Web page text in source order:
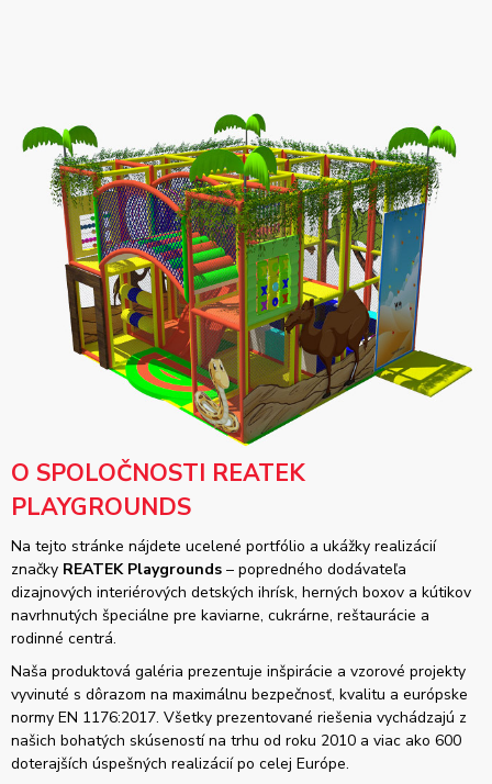
O SPOLOČNOSTI REATEK
PLAYGROUNDS
Na tejto stránke nájdete ucelené portfólio a ukážky realizácií
značky REATEK Playgrounds – popredného dodávateľa
dizajnových interiérových detských ihrísk, herných boxov a kútikov
navrhnutých špeciálne pre kaviarne, cukrárne, reštaurácie a
rodinné centrá.
Naša produktová galéria prezentuje inšpirácie a vzorové projekty
vyvinuté s dôrazom na maximálnu bezpečnosť, kvalitu a európske
normy EN 1176:2017. Všetky prezentované riešenia vychádzajú z
našich bohatých skúseností na trhu od roku 2010 a viac ako 600
doterajších úspešných realizácií po celej Európe.